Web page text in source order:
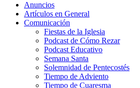
Anuncios
Artículos en General
Comunicación
Fiestas de la Iglesia
Podcast de Cómo Rezar
Podcast Educativo
Semana Santa
Solemnidad de Pentecostés
Tiempo de Adviento
Tiempo de Cuaresma